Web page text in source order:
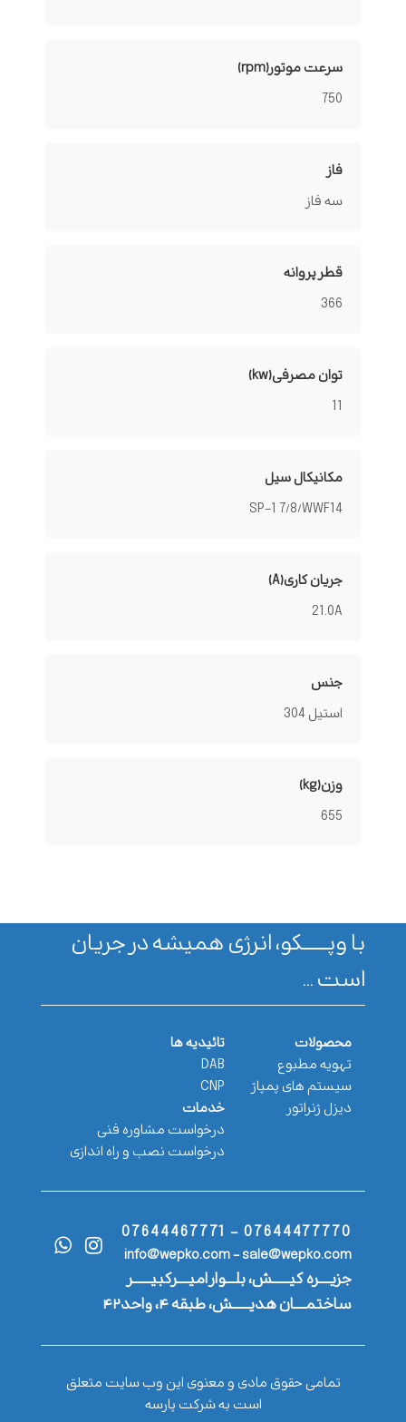
سرعت موتور(rpm)
750
فاز
سه فاز
قطر پروانه
366
توان مصرفی(kw)
11
مکانیکال سیل
SP-1 7/8/WWF14
جریان کاری(A)
21.0A
جنس
استیل 304
وزن(kg)
655
با وپـــــــکو، انرژی همیشه در جریان
است ...
محصولات
تهویه مطبوع
سیستم های پمپاژ
دیزل ژنراتور
تائیدیه ها
DAB
CNP
خدمات
درخواست مشاوره فنی
درخواست نصب و راه اندازی
07644477770 - 07644467771
info@wepko.com - sale@wepko.com
جزیــــره کیــــــش، بلـــوار امیــــرکبیــــــر
ساختمــــان هدیــــــش، طبقه ۴، واحد۴۲
تمامی حقوق مادی و معنوی این وب سایت متعلق
است به شرکت پارسه